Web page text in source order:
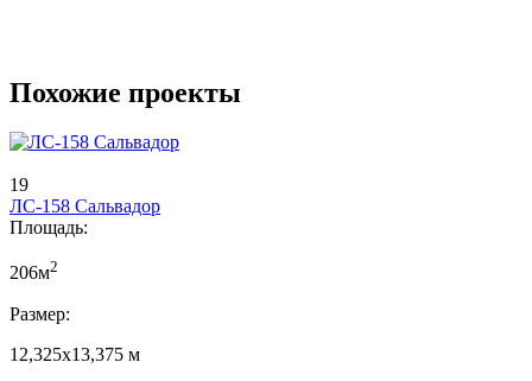
Похожие проекты
19
ЛС-158 Сальвадор
Площадь:
206м2
Размер:
12,325х13,375 м